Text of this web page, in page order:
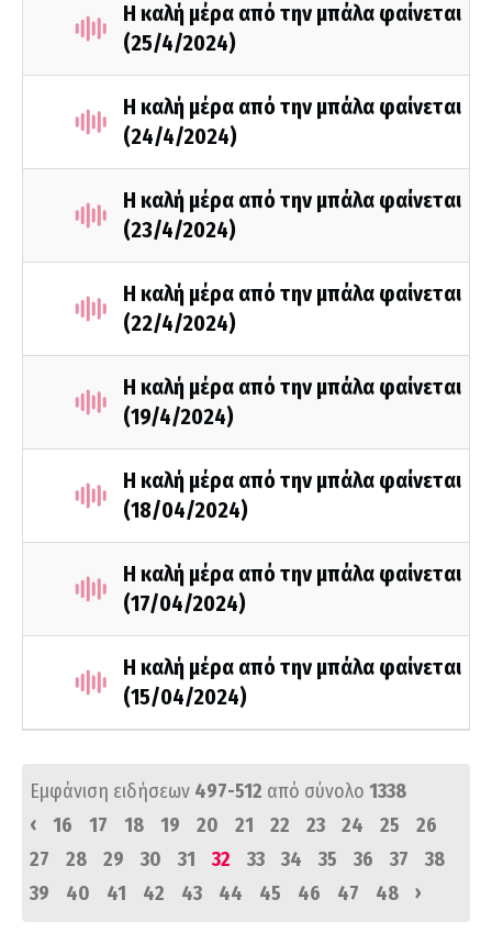
Η καλή μέρα από την μπάλα φαίνεται
(25/4/2024)
Η καλή μέρα από την μπάλα φαίνεται
(24/4/2024)
Η καλή μέρα από την μπάλα φαίνεται
(23/4/2024)
Η καλή μέρα από την μπάλα φαίνεται
(22/4/2024)
Η καλή μέρα από την μπάλα φαίνεται
(19/4/2024)
Η καλή μέρα από την μπάλα φαίνεται
(18/04/2024)
Η καλή μέρα από την μπάλα φαίνεται
(17/04/2024)
Η καλή μέρα από την μπάλα φαίνεται
(15/04/2024)
Εμφάνιση ειδήσεων 497-512 από σύνολο 1338
‹
16 17 18 19 20 21 22 23 24 25
26
27
28 29 30 31 32 33 34 35 36 37
38
39
40 41 42 43 44 45 46 47 48 ›